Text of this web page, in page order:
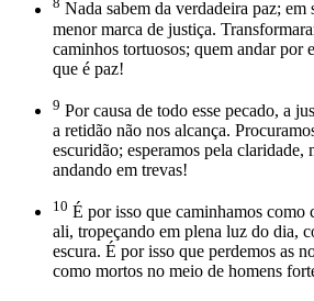
Nada sabem da verdadeira paz; em
menor marca de justiça.
caminhos tortuosos; quem andar por
que é paz!
9 Por causa de todo esse pecado, a
a retidão não nos alcança.
escuridão; esperamos pela claridade,
andando em trevas!
10 É por isso que caminhamos como
ali, tropeçando em plena luz do dia,
escura. É por isso que perdemos as
como mortos no meio de homens